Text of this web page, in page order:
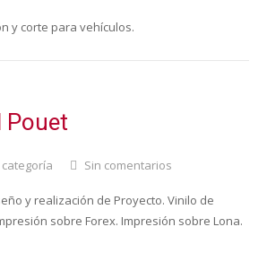
y corte para vehículos.
Pouet
categoría Sin comentarios
y realización de Proyecto. Vinilo de
sobre Forex. Impresión sobre Lona.